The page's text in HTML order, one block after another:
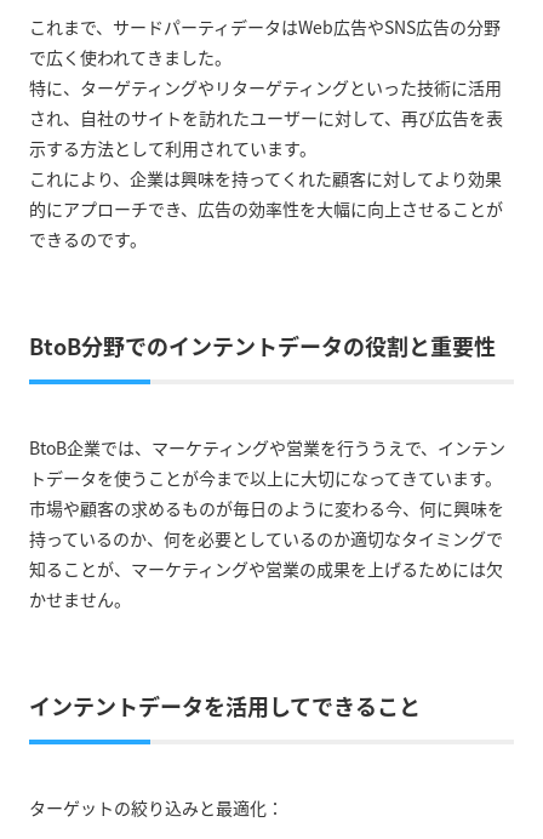
これまで、サードパーティデータはWeb広告やSNS広告の分野
で広く使われてきました。
特に、ターゲティングやリターゲティングといった技術に活用
され、自社のサイトを訪れたユーザーに対して、再び広告を表
示する方法として利用されています。
これにより、企業は興味を持ってくれた顧客に対してより効果
的にアプローチでき、広告の効率性を大幅に向上させることが
できるのです。
BtoB分野でのインテントデータの役割と重要性
BtoB企業では、マーケティングや営業を行ううえで、インテン
トデータを使うことが今まで以上に大切になってきています。
市場や顧客の求めるものが毎日のように変わる今、何に興味を
持っているのか、何を必要としているのか適切なタイミングで
知ることが、マーケティングや営業の成果を上げるためには欠
かせません。
インテントデータを活用してできること
ターゲットの絞り込みと最適化：